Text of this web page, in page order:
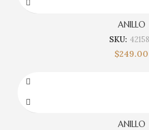
ANILLO
SKU:
$249.00
ANILLO